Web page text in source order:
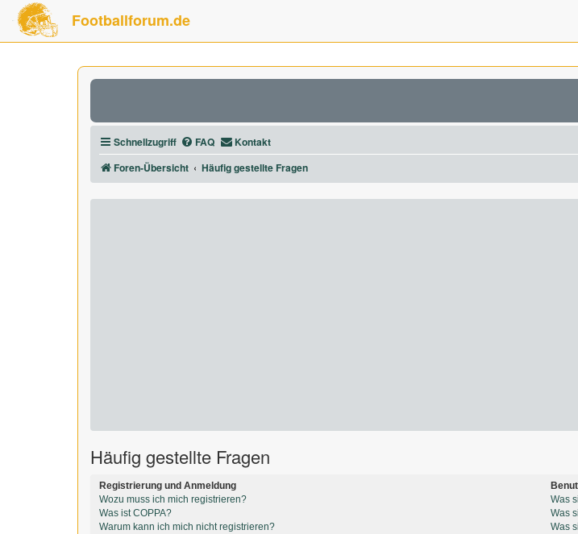
Footballforum.de
Schnellzugriff FAQ Kontakt
Foren-Übersicht
Häufig gestellte Fragen
Häufig gestellte Fragen
Registrierung und Anmeldung
Wozu muss ich mich registrieren?
Was ist COPPA?
Warum kann ich mich nicht registrieren?
Was
Was
Was